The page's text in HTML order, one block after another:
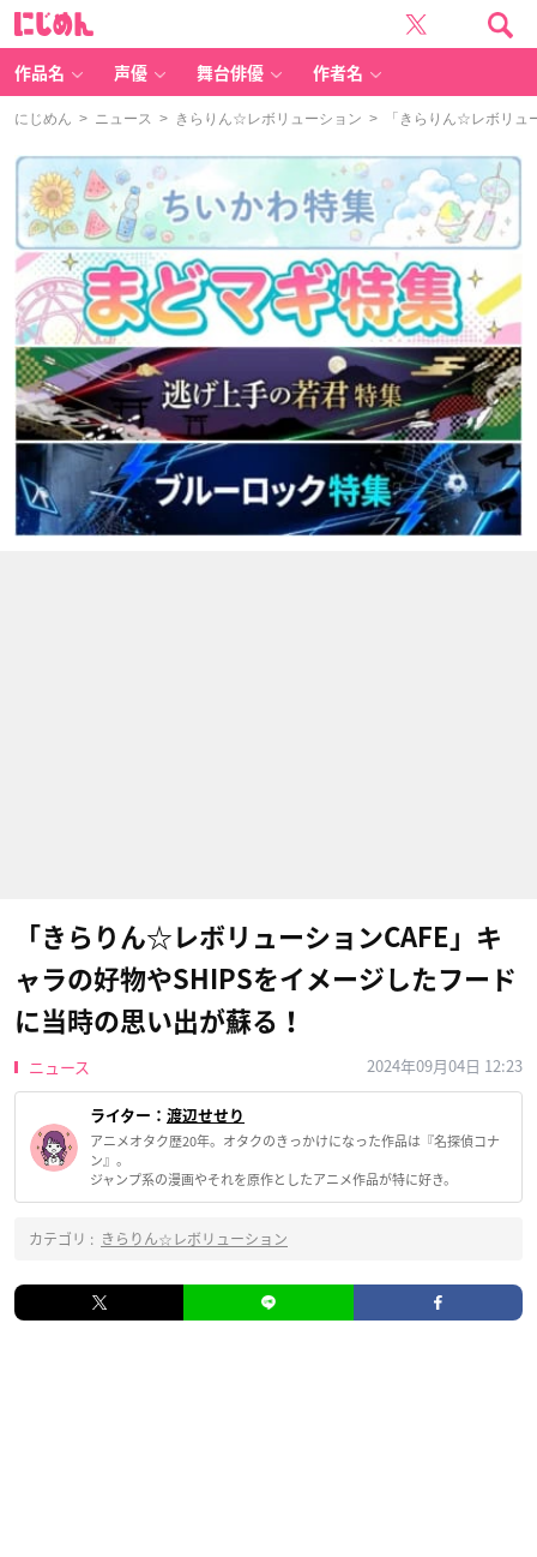
作品名 声優 舞台俳優 作者名
にじめん > ニュース > きらりん☆レボリューション > 「きらりん☆レボリュ
「きらりん☆レボリューションCAFE」キ
ャラの好物やSHIPSをイメージしたフード
に当時の思い出が蘇る！
ニュース 2024年09月04日 12:23
ライター： 渡辺せせり
アニメオタク歴20年。オタクのきっかけになった作品は『名探偵コナ
ン』。
ジャンプ系の漫画やそれを原作としたアニメ作品が特に好き。
カテゴリ : きらりん☆レボリューション